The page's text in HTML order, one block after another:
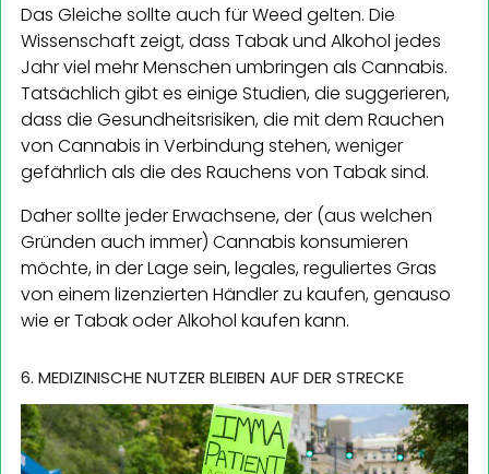
Das Gleiche sollte auch für Weed gelten. Die
Wissenschaft zeigt, dass Tabak und Alkohol jedes
Jahr viel mehr Menschen umbringen als Cannabis.
Tatsächlich gibt es einige Studien, die suggerieren,
dass die Gesundheitsrisiken, die mit dem Rauchen
von Cannabis in Verbindung stehen, weniger
gefährlich als die des Rauchens von Tabak sind.
Daher sollte jeder Erwachsene, der (aus welchen
Gründen auch immer) Cannabis konsumieren
möchte, in der Lage sein, legales, reguliertes Gras
von einem lizenzierten Händler zu kaufen, genauso
wie er Tabak oder Alkohol kaufen kann.
6. MEDIZINISCHE NUTZER BLEIBEN AUF DER STRECKE